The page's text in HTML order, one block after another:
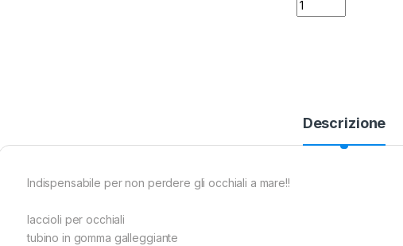
Descrizione
Indispensabile per non perdere gli occhiali a mare!!
laccioli per occhiali
tubino in gomma galleggiante